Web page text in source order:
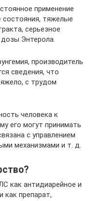
применение
тяжелые
серьезное
Энтерола.
производитель
сведения, что
с трудом
человека к
его могут принимать
с управлением
механизмами и т. д.
как антидиарейное и
как препарат,